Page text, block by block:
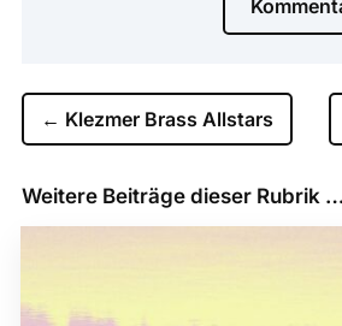
← Klezmer Brass Allstars
Weitere Beiträge dieser Rubrik …